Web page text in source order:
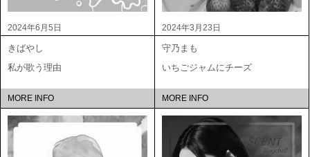
2024年6月5日
きばやし
私が歌う理由
MORE INFO
2024年3月23日
守乃まも
いちごジャムにチーズ
MORE INFO